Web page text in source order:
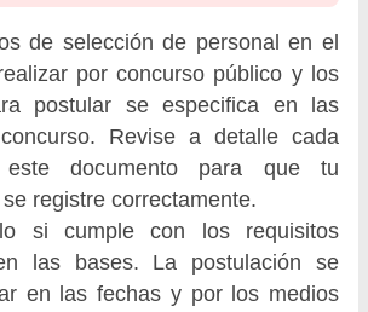
de selección de personal en el
por concurso público y los
postular se especifica en las
Revise a detalle cada
documento para que tu
registre correctamente.
si cumple con los requisitos
las bases. La postulación se
en las fechas y por los medios